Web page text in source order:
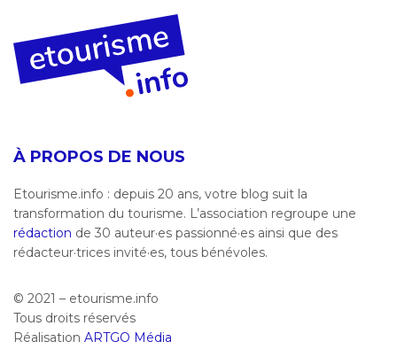
À PROPOS DE NOUS
Etourisme.info : depuis 20 ans, votre blog suit la
transformation du tourisme. L’association regroupe une
rédaction de 30 auteur·es passionné·es ainsi que des
rédacteur·trices invité·es, tous bénévoles.
© 2021 – etourisme.info
Tous droits réservés
Réalisation ARTGO Média